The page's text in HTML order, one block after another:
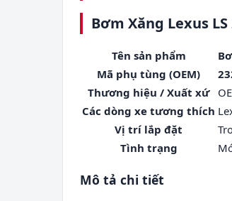
Bơm Xăng Lexus LS
Tên sản phẩm
Mã phụ tùng (OEM)
Thương hiệu / Xuất xứ
Các dòng xe tương thích
Vị trí lắp đặt
Tình trạng
Mô tả chi tiết